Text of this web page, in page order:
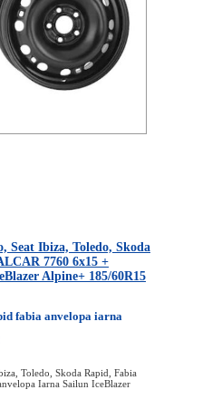
Seat Ibiza, Toledo, Skoda
7760 6x15 +
Alpine+ 185/60R15
fabia anvelopa iarna
Toledo, Skoda Rapid, Fabia
Iarna Sailun IceBlazer